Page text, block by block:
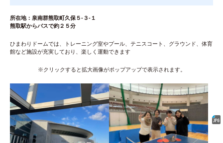
所在地：泉南群熊取町久保５-３-１
熊取駅からバスで約２５分
ひまわりドームでは、トレーニング室やプール、テニスコート、グラウンド、体育
館など施設が充実しており、楽しく運動できます
※クリックすると拡大画像がポップアップで表示されます。